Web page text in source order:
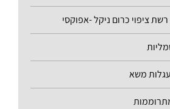
ציפוי כרום ניקל -אפוקסי
משא